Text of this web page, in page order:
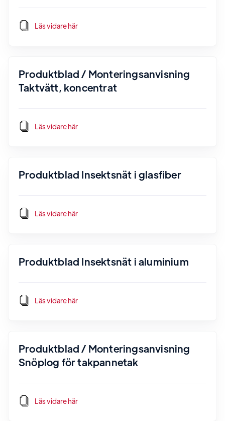
Läs vidare här
Produktblad / Monteringsanvisning
Taktvätt, koncentrat
Läs vidare här
Produktblad Insektsnät i glasfiber
Läs vidare här
Produktblad Insektsnät i aluminium
Läs vidare här
Produktblad / Monteringsanvisning
Snöplog för takpannetak
Läs vidare här